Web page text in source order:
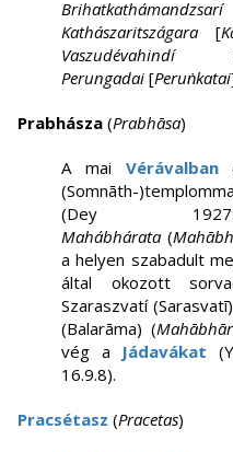
Kathászaritszágara [
Vaszudévahindí
Perungadai [Peruṅkatai
Prabhásza (Prabhāsa)
A mai Vérávalban
(Somnāth-
(Dey
Mahábhárata (
a helyen szabadult
által okozott
Szaraszvatí
(Balarāma) (
vég a Jádavákat
16.9.8).
Pracsétasz (Pracetas)